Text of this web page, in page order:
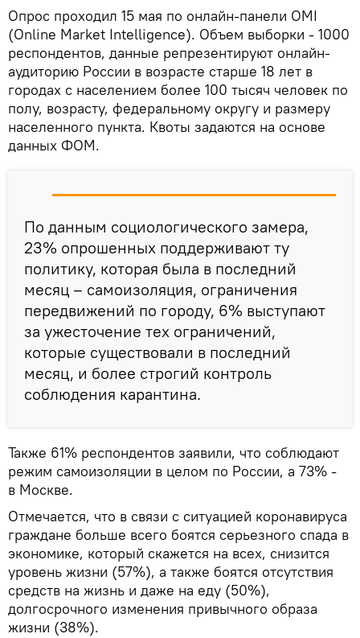
Опрос проходил 15 мая по онлайн-панели OMI
(Online Market Intelligence). Объем выборки - 1000
респондентов, данные репрезентируют онлайн-
аудиторию России в возрасте старше 18 лет в
городах с населением более 100 тысяч человек по
полу, возрасту, федеральному округу и размеру
населенного пункта. Квоты задаются на основе
данных ФОМ.
По данным социологического замера,
23% опрошенных поддерживают ту
политику, которая была в последний
месяц – самоизоляция, ограничения
передвижений по городу, 6% выступают
за ужесточение тех ограничений,
которые существовали в последний
месяц, и более строгий контроль
соблюдения карантина.
Также 61% респондентов заявили, что соблюдают
режим самоизоляции в целом по России, а 73% -
в Москве.
Отмечается, что в связи с ситуацией коронавируса
граждане больше всего боятся серьезного спада в
экономике, который скажется на всех, снизится
уровень жизни (57%), а также боятся отсутствия
средств на жизнь и даже на еду (50%),
долгосрочного изменения привычного образа
жизни (38%).